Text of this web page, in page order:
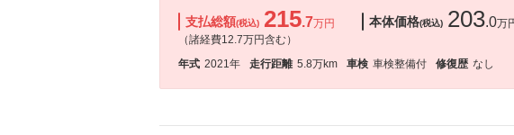
支払総額(税込) 215.7万円
（諸経費12.7万円含む）
本体価格(税込) 203.0万
年式 2021年 走行距離 5.8万km 車検 車検整備付 修復歴 なし